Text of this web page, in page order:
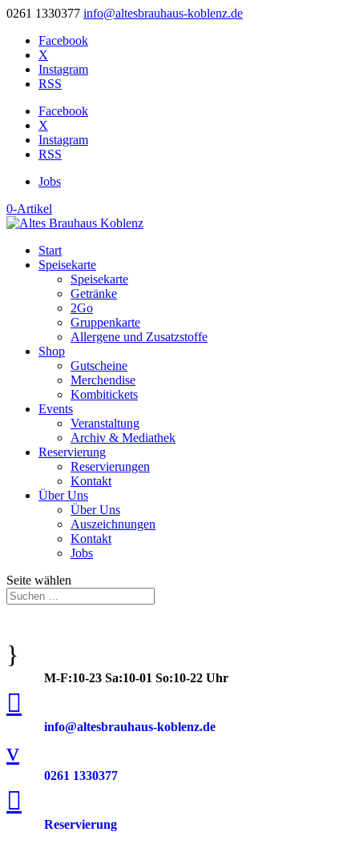
0261 1330377 info@altesbrauhaus-koblenz.de
Facebook
X
Instagram
RSS
Facebook
X
Instagram
RSS
Jobs
0-Artikel
Start
Speisekarte
Speisekarte
Getränke
2Go
Gruppenkarte
Allergene und Zusatzstoffe
Shop
Gutscheine
Merchendise
Kombitickets
Events
Veranstaltung
Archiv & Mediathek
Reservierung
Reservierungen
Kontakt
Über Uns
Über Uns
Auszeichnungen
Kontakt
Jobs
Seite wählen
}
M-F:10-23 Sa:10-01 So:10-22 Uhr

info@altesbrauhaus-koblenz.de
v
0261 1330377

Reservierung